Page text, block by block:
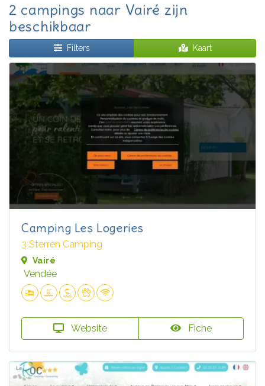
2 campings naar Vairé zijn
beschikbaar
Filters Kaart
Camping Les Logeries
3 Sterren Camping
Vairé
Vendée
Website Fiche